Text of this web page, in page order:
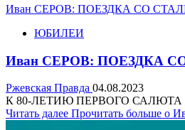
Иван СЕРОВ: ПОЕЗДКА СО
ЮБИЛЕИ
Иван СЕРОВ: ПОЕЗДКА
Ржевская Правда 04.08.2023
К 80-ЛЕТИЮ ПЕРВОГО САЛЮТА В
Читать далее Прочитать больше